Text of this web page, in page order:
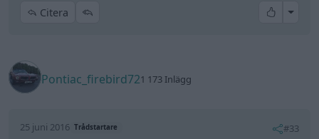
Citera All
Pontiac_firebird721 173 Inlägg
25 juni 2016 Trådstartare #33